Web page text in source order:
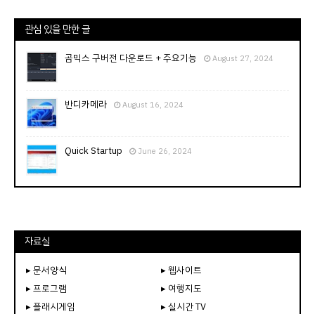
관심 있을 만한 글
곰믹스 구버전 다운로드 + 주요기능 August 27, 2024
반디카메라 August 16, 2024
Quick Startup June 26, 2024
자료실
▸ 문서양식
▸ 웹사이트
▸ 프로그램
▸ 여행지도
▸ 플래시게임
▸ 실시간 TV